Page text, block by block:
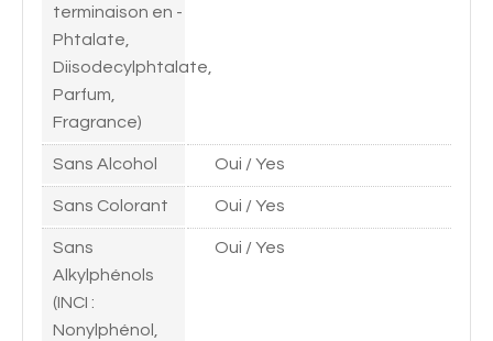
terminaison en -
Phtalate,
Diisodecylphtalate,
Parfum,
Fragrance)
Sans Alcohol Oui / Yes
Sans Colorant Oui / Yes
Sans
Alkylphénols
(INCI :
Nonylphénol,
Oui / Yes